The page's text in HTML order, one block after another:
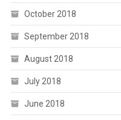
October 2018
September 2018
August 2018
July 2018
June 2018